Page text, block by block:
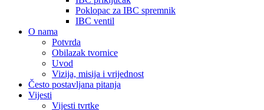
Poklopac za IBC spremnik
IBC ventil
O nama
Potvrda
Obilazak tvornice
Uvod
Vizija, misija i vrijednost
Često postavljana pitanja
Vijesti
Vijesti tvrtke